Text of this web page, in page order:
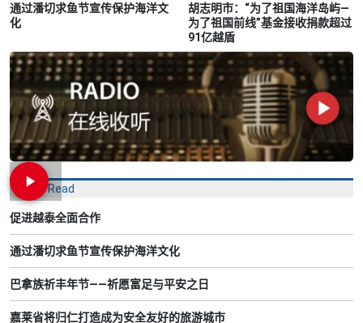
通过潘切求鱼节宣传保护海洋文
化
胡志明市：“为了祖国海洋岛屿—
为了祖国前线”基金接收捐款超过
91亿越盾
Most Read
促进越泰全面合作
通过潘切求鱼节宣传保护海洋文化
巴拿族祈丰年节——祈愿富足与平安之日
嘉莱省将归仁打造成为安全友好的旅游城市